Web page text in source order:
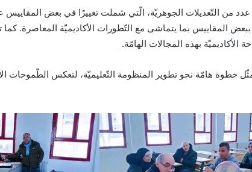
عدد من التّعديلات الجوهريّة، الّتي شملت تغييرًا في بعض
ببعض المقاييس بما يتماشى مع التّطورات الأكاديميّة المعاصرة.
الأكاديميّة بهذه المجالات الهامّة.
خطوة هامّة نحو تطوير المنظومة التّعليميّة، لتعكس الطّموحات